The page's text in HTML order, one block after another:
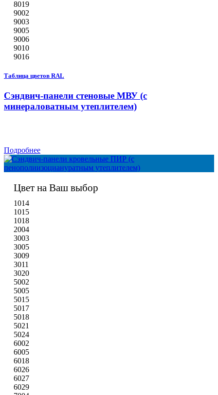
8019
9002
9003
9005
9006
9010
9016
Таблица цветов RAL
Сэндвич-панели стеновые МВУ (с
минераловатным утеплителем)
Подробнее
Цвет на Ваш выбор
1014
1015
1018
2004
3003
3005
3009
3011
3020
5002
5005
5015
5017
5018
5021
5024
6002
6005
6018
6026
6027
6029